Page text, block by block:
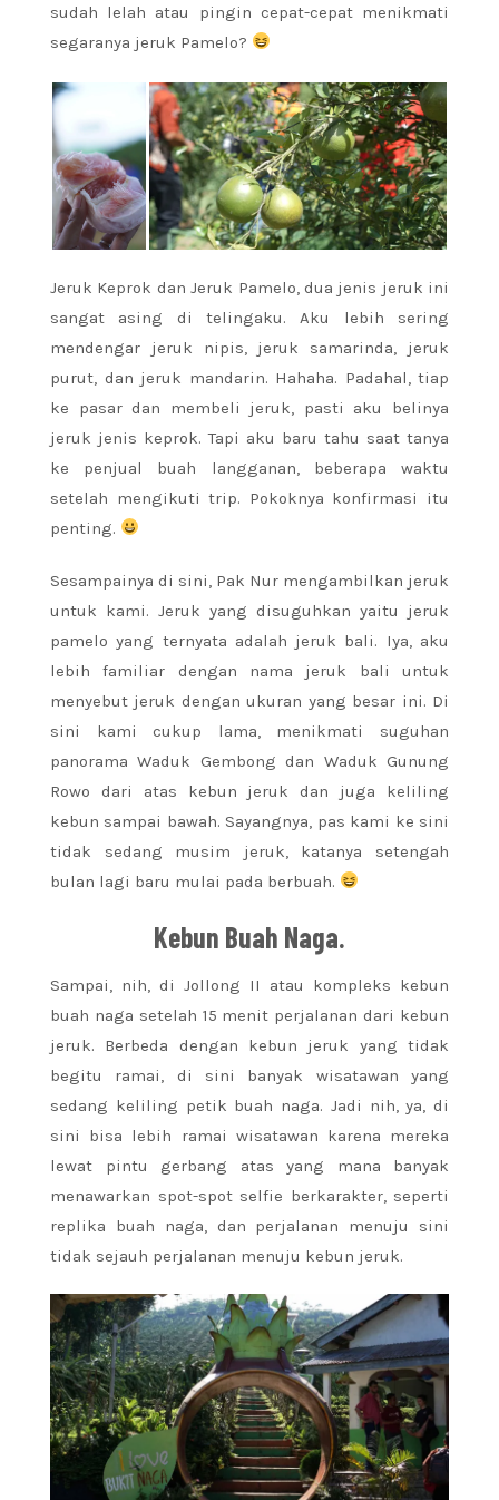
sudah lelah atau pingin cepat-cepat menikmati
segaranya jeruk Pamelo?
Jeruk Keprok dan Jeruk Pamelo, dua jenis jeruk ini
sangat asing di telingaku. Aku lebih sering
mendengar jeruk nipis, jeruk samarinda, jeruk
purut, dan jeruk mandarin. Hahaha. Padahal, tiap
ke pasar dan membeli jeruk, pasti aku belinya
jeruk jenis keprok. Tapi aku baru tahu saat tanya
ke penjual buah langganan, beberapa waktu
setelah mengikuti trip. Pokoknya konfirmasi itu
penting.
Sesampainya di sini, Pak Nur mengambilkan jeruk
untuk kami. Jeruk yang disuguhkan yaitu jeruk
pamelo yang ternyata adalah jeruk bali. Iya, aku
lebih familiar dengan nama jeruk bali untuk
menyebut jeruk dengan ukuran yang besar ini. Di
sini kami cukup lama, menikmati suguhan
panorama Waduk Gembong dan Waduk Gunung
Rowo dari atas kebun jeruk dan juga keliling
kebun sampai bawah. Sayangnya, pas kami ke sini
tidak sedang musim jeruk, katanya setengah
bulan lagi baru mulai pada berbuah.
Kebun Buah Naga.
Sampai, nih, di Jollong II atau kompleks kebun
buah naga setelah 15 menit perjalanan dari kebun
jeruk. Berbeda dengan kebun jeruk yang tidak
begitu ramai, di sini banyak wisatawan yang
sedang keliling petik buah naga. Jadi nih, ya, di
sini bisa lebih ramai wisatawan karena mereka
lewat pintu gerbang atas yang mana banyak
menawarkan spot-spot selfie berkarakter, seperti
replika buah naga, dan perjalanan menuju sini
tidak sejauh perjalanan menuju kebun jeruk.